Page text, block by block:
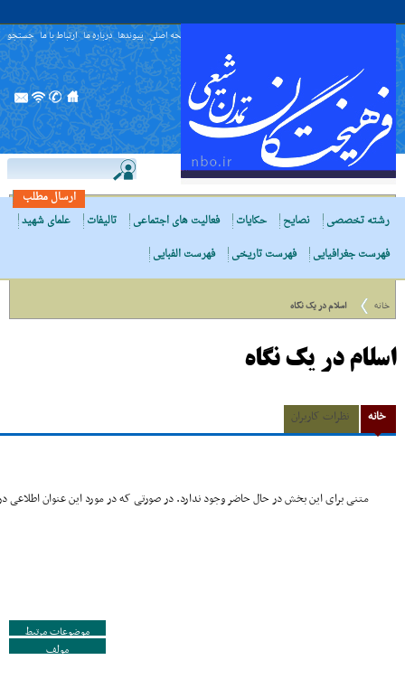
صفحه اصلی پیوندها درباره ما ارتباط با ما جستجو
ارسال مطلب
رشته تخصصی
نصایح حکایات فعالیت های اجتماعی تالیفات
علمای شهید
فهرست جغرافیایی
فهرست تاریخی فهرست الفبایی
خانه اسلام در یک نگاه
اسلام در یک نگاه
خانه نظرات کاربران
متنی برای این بخش در حال حاضر وجود ندارد. در صورتی که در مورد این عنوان اطلاعی
موضوعات مرتبط
مولف